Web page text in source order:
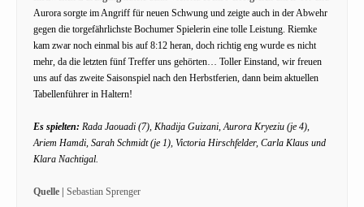
Aurora sorgte im Angriff für neuen Schwung und zeigte auch in der Abwehr
gegen die torgefährlichste Bochumer Spielerin eine tolle Leistung. Riemke
kam zwar noch einmal bis auf 8:12 heran, doch richtig eng wurde es nicht
mehr, da die letzten fünf Treffer uns gehörten… Toller Einstand, wir freuen
uns auf das zweite Saisonspiel nach den Herbstferien, dann beim aktuellen
Tabellenführer in Haltern!
Es spielten: Rada Jaouadi (7), Khadija Guizani, Aurora Kryeziu (je 4),
Ariem Hamdi, Sarah Schmidt (je 1), Victoria Hirschfelder, Carla Klaus und
Klara Nachtigal.
Quelle | Sebastian Sprenger